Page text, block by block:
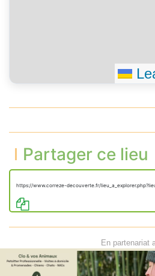
Partager ce lieu
https://www.correze-decouverte.fr/
En partenariat